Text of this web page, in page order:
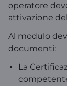
operatore
attivazione
Al modulo
documenti:
La